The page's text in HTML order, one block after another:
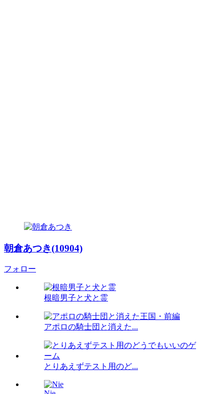
朝倉あつき(10904)
フォロー
根暗男子と犬と霊
アポロの騎士団と消えた...
とりあえずテスト用のど...